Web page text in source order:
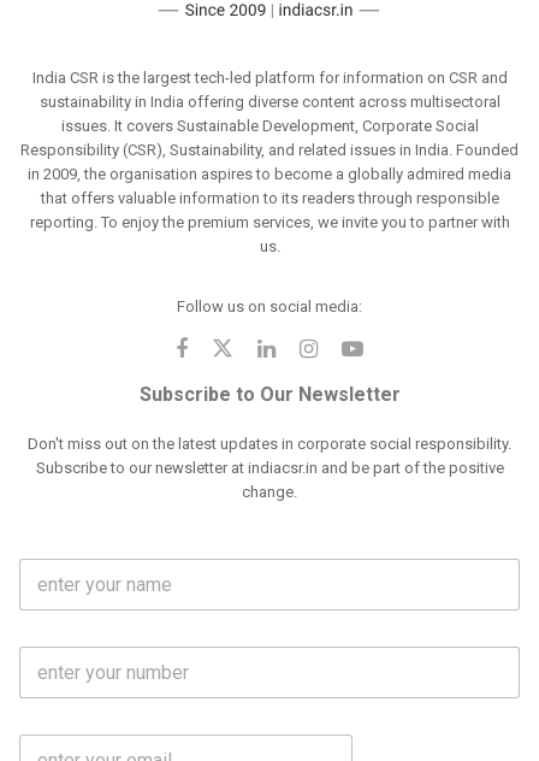
India CSR is the largest tech-led platform for information on CSR and
sustainability in India offering diverse content across multisectoral
issues. It covers Sustainable Development, Corporate Social
Responsibility (CSR), Sustainability, and related issues in India. Founded
in 2009, the organisation aspires to become a globally admired media
that offers valuable information to its readers through responsible
reporting. To enjoy the premium services, we invite you to partner with
us.
Follow us on social media:
Subscribe to Our Newsletter
Don't miss out on the latest updates in corporate social responsibility.
Subscribe to our newsletter at indiacsr.in and be part of the positive
change.
F
l
m
M
b
E